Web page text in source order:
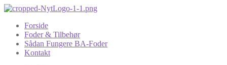
Forside
Foder & Tilbehør
Sådan Fungere BA-Foder
Kontakt